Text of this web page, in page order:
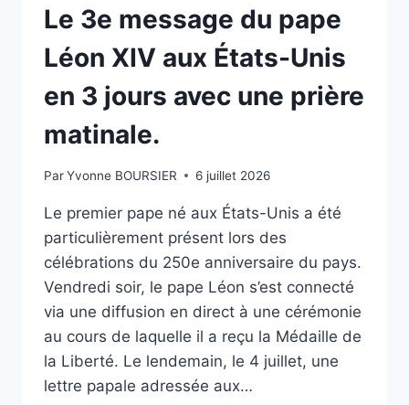
Le 3e message du pape
Léon XIV aux États-Unis
en 3 jours avec une prière
matinale.
ParYvonne BOURSIER 6 juillet 2026
Le premier pape né aux États-Unis a été
particulièrement présent lors des
célébrations du 250e anniversaire du pays.
Vendredi soir, le pape Léon s’est connecté
via une diffusion en direct à une cérémonie
au cours de laquelle il a reçu la Médaille de
la Liberté. Le lendemain, le 4 juillet, une
lettre papale adressée aux…